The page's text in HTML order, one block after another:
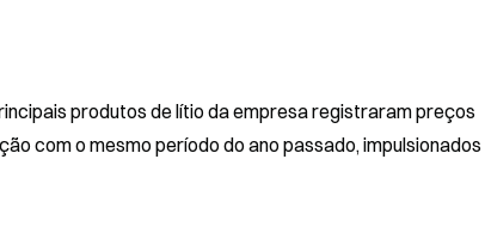
produtos de lítio da empresa registraram preços
com o mesmo período do ano passado, impulsionados